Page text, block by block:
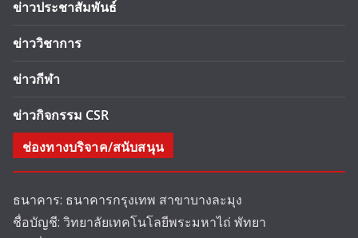
ข่าวประชาสัมพันธ์
ข่าววิชาการ
ข่าวกีฬา
ข่าวกิจกรรม CSR
ช่องทางบริจาค/สนับสนุน
ธนาคาร: ธนาคารกรุงเทพ สาขาบางละมุง
ชื่อบัญชี: วิทยาลัยเทคโนโลยีพระมหาไถ่ พัทยา